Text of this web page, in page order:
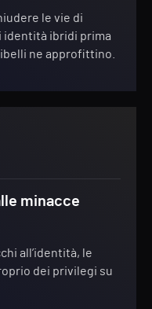
le vie di
identità ibridi prima
ne approfittino.
minacce
all’identità, le
dei privilegi su